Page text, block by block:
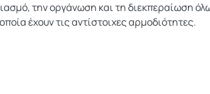
την οργάνωση και τη διεκπεραίωση
έχουν τις αντίστοιχες αρμοδιότητες.